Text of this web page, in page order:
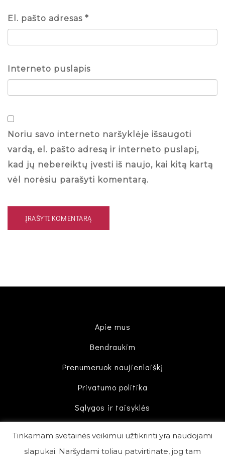
El. pašto adresas *
Interneto puslapis
Noriu savo interneto naršyklėje išsaugoti
vardą, el. pašto adresą ir interneto puslapį,
kad jų nebereiktų įvesti iš naujo, kai kitą kartą
vėl norėsiu parašyti komentarą.
Apie mus
Bendraukim
Prenumeruok naujienlaiškį
Privatumo politika
Sąlygos ir taisyklės
Tinkamam svetainės veikimui užtikrinti yra naudojami
slapukai. Naršydami toliau patvirtinate, jog tam